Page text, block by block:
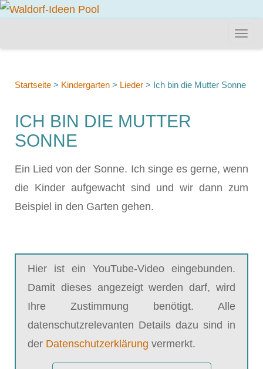
Startseite > Kindergarten > Lieder > Ich bin die Mutter Sonne
ICH BIN DIE MUTTER
SONNE
Ein Lied von der Sonne. Ich singe es gerne, wenn
die Kinder aufgewacht sind und wir dann zum
Beispiel in den Garten gehen.
Hier ist ein YouTube-Video eingebunden.
Damit dieses angezeigt werden darf, wird
Ihre Zustimmung benötigt. Alle
datenschutzrelevanten Details dazu sind in
der Datenschutzerklärung vermerkt.